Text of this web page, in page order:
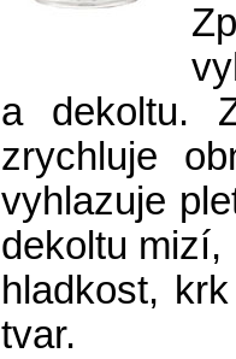
a dekoltu.
zrychluje
vyhlazuje
dekoltu mizí,
hladkost,
tvar.